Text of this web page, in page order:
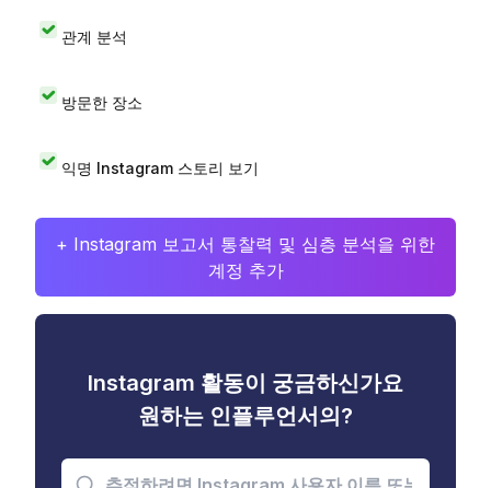
관계 분석
방문한 장소
익명 Instagram 스토리 보기
+ Instagram 보고서 통찰력 및 심층 분석을 위한
계정 추가
Instagram 활동이 궁금하신가요
원하는 인플루언서의?